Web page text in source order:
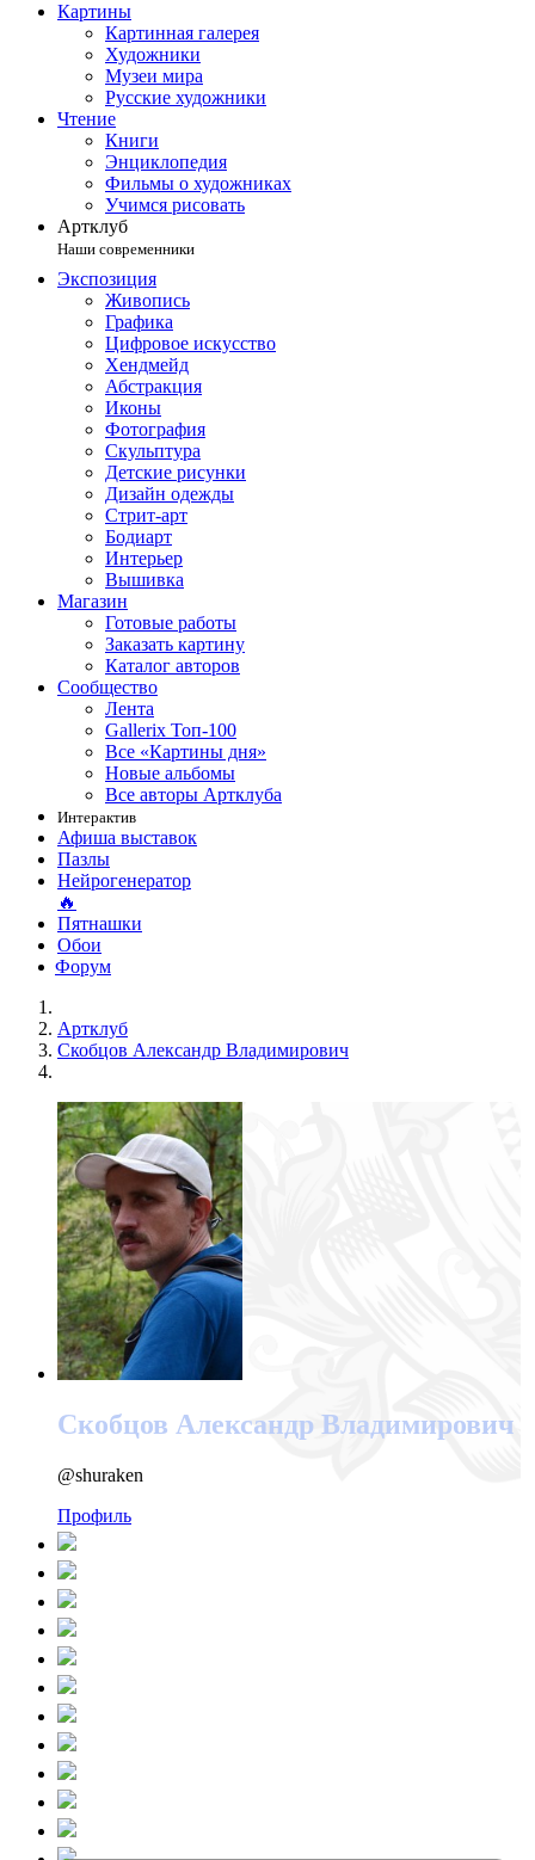
Картины
Картинная галерея
Художники
Музеи мира
Русские художники
Чтение
Книги
Энциклопедия
Фильмы о художниках
Учимся рисовать
Артклуб
Наши современники
Экспозиция
Живопись
Графика
Цифровое искусство
Хендмейд
Абстракция
Иконы
Фотография
Скульптура
Детские рисунки
Дизайн одежды
Стрит-арт
Бодиарт
Интерьер
Вышивка
Магазин
Готовые работы
Заказать картину
Каталог авторов
Сообщество
Лента
Gallerix Топ-100
Все «Картины дня»
Новые альбомы
Все авторы Артклуба
Интерактив
Афиша выставок
Пазлы
Нейрогенератор
🔥
Пятнашки
Обои
Форум
Артклуб
Скобцов Александр Владимирович
Скобцов Александр Владимирович
@shuraken
Профиль